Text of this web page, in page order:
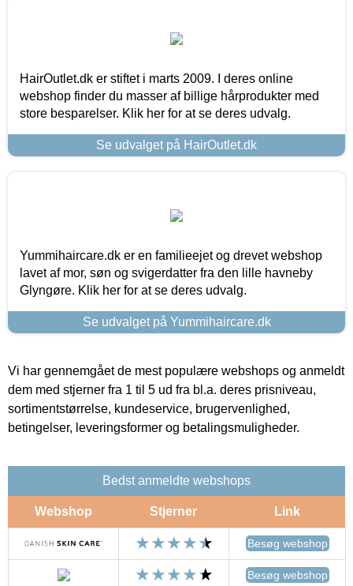
HairOutlet.dk er stiftet i marts 2009. I deres online
webshop finder du masser af billige hårprodukter med
store besparelser. Klik her for at se deres udvalg.
Se udvalget på HairOutlet.dk
Yummihaircare.dk er en familieejet og drevet webshop
lavet af mor, søn og svigerdatter fra den lille havneby
Glyngøre. Klik her for at se deres udvalg.
Se udvalget på Yummihaircare.dk
Vi har gennemgået de mest populære webshops og anmeldt
dem med stjerner fra 1 til 5 ud fra bl.a. deres prisniveau,
sortimentstørrelse, kundeservice, brugervenlighed,
betingelser, leveringsformer og betalingsmuligheder.
Bedst anmeldte webshops
Webshop Stjerner Link
Besøg webshop
Besøg webshop